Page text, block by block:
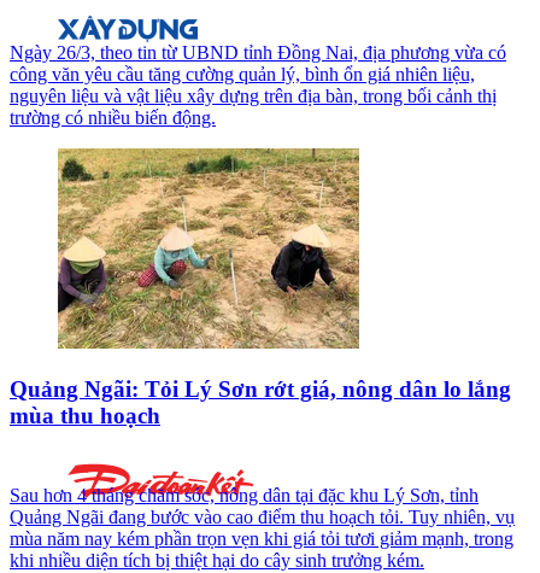
Ngày 26/3, theo tin từ UBND tỉnh Đồng Nai, địa phương vừa có
công văn yêu cầu tăng cường quản lý, bình ổn giá nhiên liệu,
nguyên liệu và vật liệu xây dựng trên địa bàn, trong bối cảnh thị
trường có nhiều biến động.
Quảng Ngãi: Tỏi Lý Sơn rớt giá, nông dân lo lắng
mùa thu hoạch
Sau hơn 4 tháng chăm sóc, nông dân tại đặc khu Lý Sơn, tỉnh
Quảng Ngãi đang bước vào cao điểm thu hoạch tỏi. Tuy nhiên, vụ
mùa năm nay kém phần trọn vẹn khi giá tỏi tươi giảm mạnh, trong
khi nhiều diện tích bị thiệt hại do cây sinh trưởng kém.